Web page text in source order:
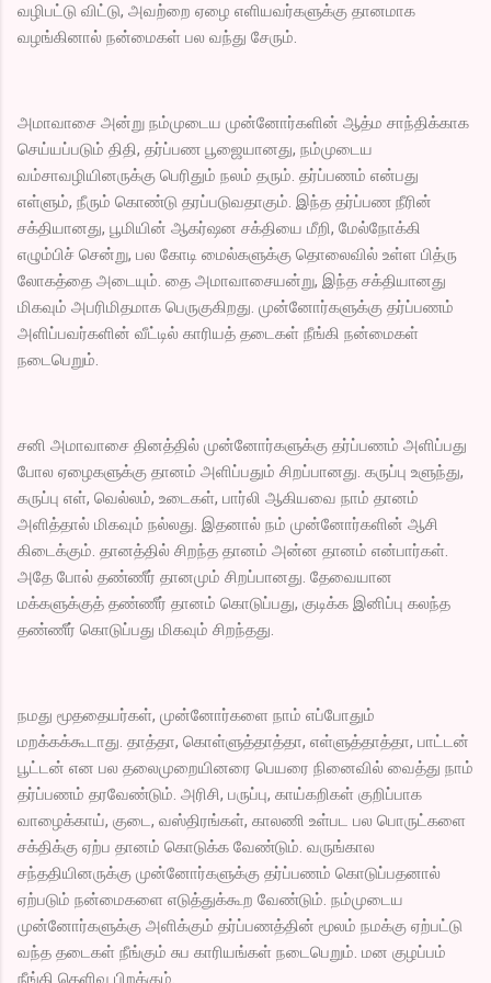
வழிபட்டு விட்டு, அவற்றை ஏழை எளியவர்களுக்கு தானமாக
வழங்கினால் நன்மைகள் பல வந்து சேரும்.
அமாவாசை அன்று நம்முடைய முன்னோர்களின் ஆத்ம சாந்திக்காக
செய்யப்படும் திதி, தர்ப்பண பூஜையானது, நம்முடைய
வம்சாவழியினருக்கு பெரிதும் நலம் தரும். தர்ப்பணம் என்பது
எள்ளும், நீரும் கொண்டு தரப்படுவதாகும். இந்த தர்ப்பண நீரின்
சக்தியானது, பூமியின் ஆகர்ஷன சக்தியை மீறி, மேல்நோக்கி
எழும்பிச் சென்று, பல கோடி மைல்களுக்கு தொலைவில் உள்ள பித்ரு
லோகத்தை அடையும். தை அமாவாசையன்று, இந்த சக்தியானது
மிகவும் அபரிமிதமாக பெருகுகிறது. முன்னோர்களுக்கு தர்ப்பணம்
அளிப்பவர்களின் வீட்டில் காரியத் தடைகள் நீங்கி நன்மைகள்
நடைபெறும்.
சனி அமாவாசை தினத்தில் முன்னோர்களுக்கு தர்ப்பணம் அளிப்பது
போல ஏழைகளுக்கு தானம் அளிப்பதும் சிறப்பானது. கருப்பு உளுந்து,
கருப்பு எள், வெல்லம், உடைகள், பார்லி ஆகியவை நாம் தானம்
அளித்தால் மிகவும் நல்லது. இதனால் நம் முன்னோர்களின் ஆசி
கிடைக்கும். தானத்தில் சிறந்த தானம் அன்ன தானம் என்பார்கள்.
அதே போல் தண்ணீர் தானமும் சிறப்பானது. தேவையான
மக்களுக்குத் தண்ணீர் தானம் கொடுப்பது, குடிக்க இனிப்பு கலந்த
தண்ணீர் கொடுப்பது மிகவும் சிறந்தது.
நமது மூததையர்கள், முன்னோர்களை நாம் எப்போதும்
மறக்கக்கூடாது. தாத்தா, கொள்ளுத்தாத்தா, எள்ளுத்தாத்தா, பாட்டன்
பூட்டன் என பல தலைமுறையினரை பெயரை நினைவில் வைத்து நாம்
தர்ப்பணம் தரவேண்டும். அரிசி, பருப்பு, காய்கறிகள் குறிப்பாக
வாழைக்காய், குடை, வஸ்திரங்கள், காலணி உள்பட பல பொருட்களை
சக்திக்கு ஏற்ப தானம் கொடுக்க வேண்டும். வருங்கால
சந்ததியினருக்கு முன்னோர்களுக்கு தர்ப்பணம் கொடுப்பதனால்
ஏற்படும் நன்மைகளை எடுத்துக்கூற வேண்டும். நம்முடைய
முன்னோர்களுக்கு அளிக்கும் தர்ப்பணத்தின் மூலம் நமக்கு ஏற்பட்டு
வந்த தடைகள் நீங்கும் சுப காரியங்கள் நடைபெறும். மன குழப்பம்
நீங்கி தெளிவு பிறக்கும்.